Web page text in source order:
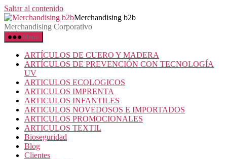
Saltar al contenido
Merchandising b2b
Merchandising Corporativo
Menú
ARTÍCULOS DE CUERO Y MADERA
ARTÍCULOS DE PREVENCIÓN CON TECNOLOGÍA
UV
ARTICULOS ECOLOGICOS
ARTICULOS IMPRENTA
ARTICULOS INFANTILES
ARTICULOS NOVEDOSOS E IMPORTADOS
ARTICULOS PROMOCIONALES
ARTICULOS TEXTIL
Bioseguridad
Blog
Clientes